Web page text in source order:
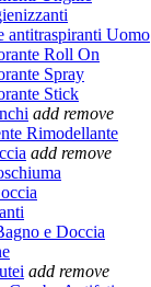
antitraspiranti Uomo
Roll On
Spray
Stick
add remove
Rimodellante
add remove
e Doccia
add remove